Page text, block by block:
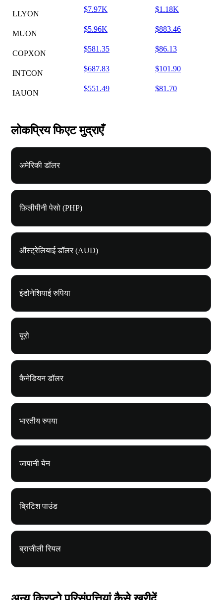
LLYON
$7.97K $1.18K
MUON
$5.96K $883.46
COPXON
$581.35 $86.13
INTCON
$687.83 $101.90
IAUON
$551.49 $81.70
लोकप्रिय फिएट मुद्राएँ
अमेरिकी डॉलर
फ़िलीपीनी पेसो (PHP)
ऑस्ट्रेलियाई डॉलर (AUD)
इंडोनेशियाई रुपिया
यूरो
कैनेडियन डॉलर
भारतीय रुपया
जापानी येन
ब्रिटिश पाउंड
ब्राजीली रियल